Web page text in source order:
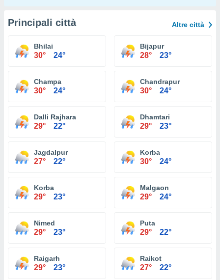
Principali città Altre città
Bhilai
30° 24°
Bijapur
28° 23°
Champa
30° 24°
Chandrapur
30° 24°
Dalli Rajhara
29° 22°
Dhamtari
29° 23°
Jagdalpur
27° 22°
Korba
30° 24°
Korba
29° 23°
Malgaon
29° 24°
Nimed
29° 23°
Puta
29° 22°
Raigarh
29° 23°
Raikot
27° 22°